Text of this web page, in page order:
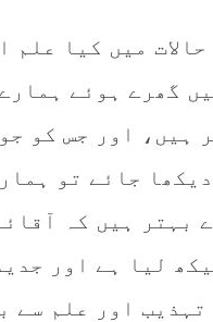
حالات میں کیا
گھرے ہوئے
ہیں، اور جس کو
جائے تو
بہتر ہیں کہ
لیا ہے اور
تہذیب اور علم سے